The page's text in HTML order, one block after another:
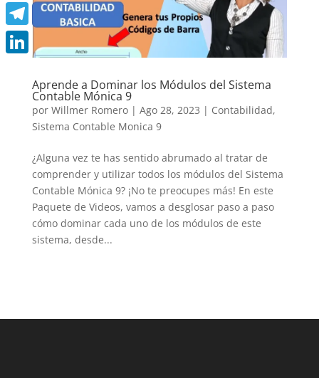
Aprende a Dominar los Módulos del Sistema
Contable Mónica 9
por Willmer Romero| Ago 28, 2023 | Contabilidad,
Sistema Contable Monica 9
¿Alguna vez te has sentido abrumado al tratar de
comprender y utilizar todos los módulos del Sistema
Contable Mónica 9? ¡No te preocupes más! En este
Paquete de Videos, vamos a desglosar paso a paso
cómo dominar cada uno de los módulos de este
sistema, desde...
WhatsApp
Telegram